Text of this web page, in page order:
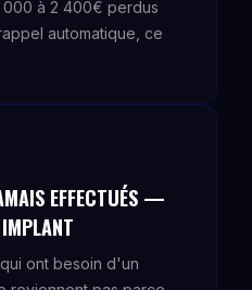
à 2 400€ perdus
automatique, ce
EFFECTUÉS —
ont besoin d'un